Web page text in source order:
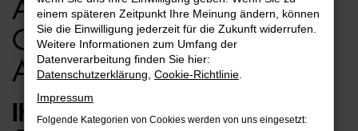
Audi e-tron
Gebrauchtwagen
Angebote
IHR GÜNSTIGER AUDI E-TRON
einem späteren Zeitpunkt Ihre Meinung ändern, können
Sie die Einwilligung jederzeit für die Zukunft widerrufen.
Weitere Informationen zum Umfang der
Datenverarbeitung finden Sie hier:
Datenschutzerklärung Cookie-Richtlinie
Impressum
Folgende Kategorien von Cookies werden von uns eingesetzt: